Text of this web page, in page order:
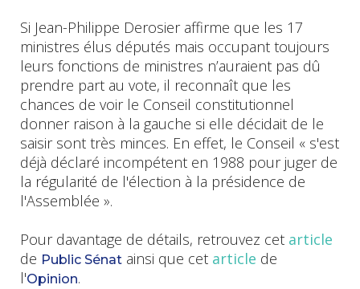
Si Jean-Philippe Derosier affirme que les 17
ministres élus députés mais occupant toujours
leurs fonctions de ministres n’auraient pas dû
prendre part au vote, il reconnaît que les
chances de voir le Conseil constitutionnel
donner raison à la gauche si elle décidait de le
saisir sont très minces. En effet, le Conseil « s'est
déjà déclaré incompétent en 1988 pour juger de
la régularité de l'élection à la présidence de
l'Assemblée ».
Pour davantage de détails, retrouvez cet article
de Public Sénat ainsi que cet article de
l'Opinion.